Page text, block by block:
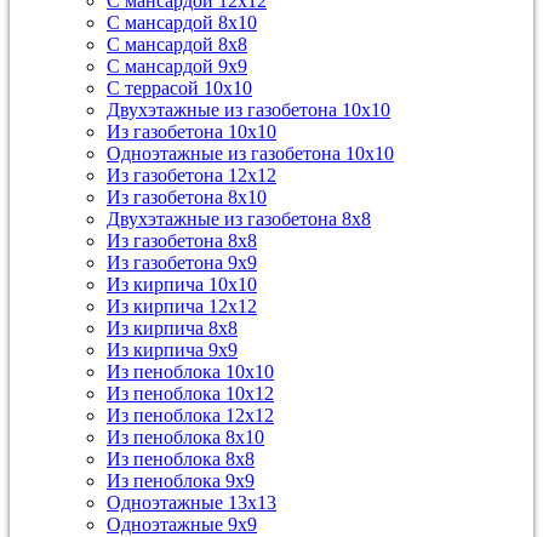
С мансардой 8х10
С мансардой 8х8
С мансардой 9х9
С террасой 10х10
Двухэтажные из газобетона 10х10
Из газобетона 10х10
Одноэтажные из газобетона 10х10
Из газобетона 12х12
Из газобетона 8х10
Двухэтажные из газобетона 8х8
Из газобетона 8х8
Из газобетона 9х9
Из кирпича 10х10
Из кирпича 12х12
Из кирпича 8х8
Из кирпича 9х9
Из пеноблока 10х10
Из пеноблока 10х12
Из пеноблока 12х12
Из пеноблока 8х10
Из пеноблока 8х8
Из пеноблока 9х9
Одноэтажные 13х13
Одноэтажные 9х9